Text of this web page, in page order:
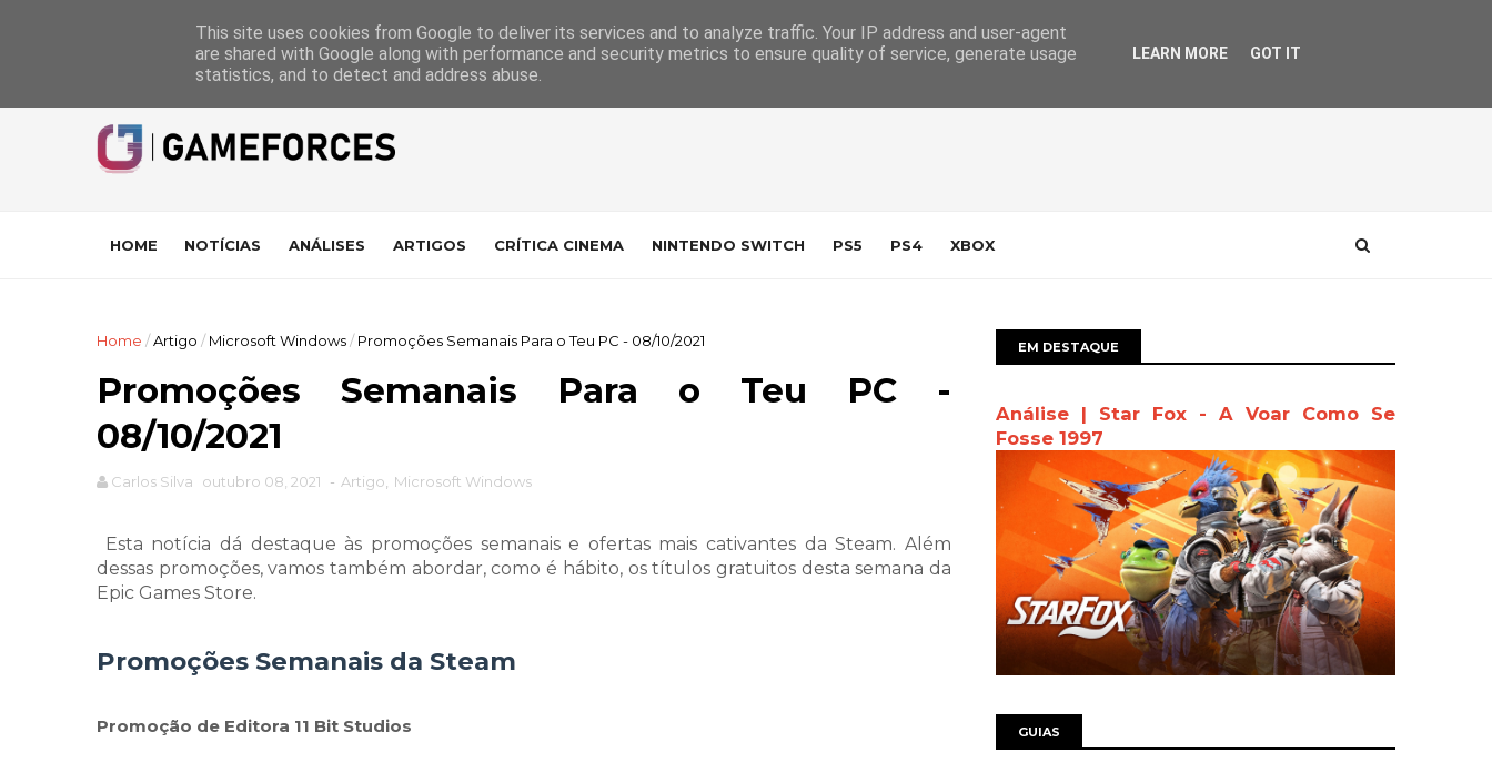
A equipa Pontuações das Análises Suporte da Indústria Contacto
HOME NOTÍCIAS ANÁLISES ARTIGOS CRÍTICA CINEMA NINTENDO SWITCH PS5 PS4 XBOX
Home /Artigo / Microsoft Windows/ Promoções Semanais Para o Teu PC - 08/10/2021
Promoções Semanais Para o Teu PC -
08/10/2021
Carlos Silva outubro 08, 2021 - Artigo Microsoft Windows
Esta notícia dá destaque às promoções semanais e ofertas mais cativantes da Steam. Além
dessas promoções, vamos também abordar, como é hábito, os títulos gratuitos desta semana da
Epic Games Store.
Promoções Semanais da Steam
Promoção de Editora 11 Bit Studios
EM DESTAQUE
Análise | Star Fox - A Voar Como Se
Fosse 1997
GUIAS
This site uses cookies from Google to deliver its services and to analyze traffic. Your IP address and user-agent
are shared with Google along with performance and security metrics to ensure quality of service, generate usage
statistics, and to detect and address abuse.
LEARN MORE GOT IT